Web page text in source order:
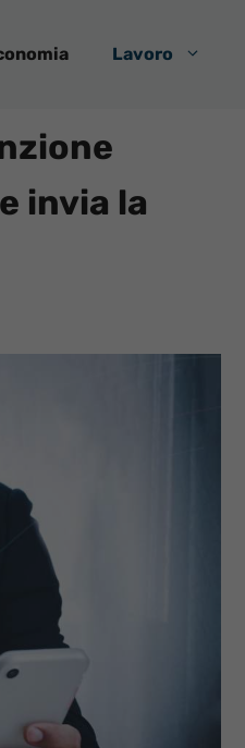
Lavoro
invia la